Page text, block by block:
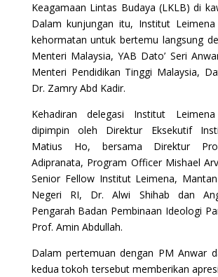
Keagamaan Lintas Budaya (LKLB) di
Dalam kunjungan itu, Institut Leimena
kehormatan untuk bertemu langsung
Menteri Malaysia, YAB Dato’ Seri
Menteri Pendidikan Tinggi Malaysia,
Dr. Zamry Abd Kadir.
Kehadiran delegasi Institut
dipimpin oleh Direktur Eksekutif
Matius Ho, bersama Direktur
Adipranata, Program Officer Mishael
Senior Fellow Institut Leimena,
Negeri RI, Dr. Alwi Shihab dan
Pengarah Badan Pembinaan Ideologi
Prof. Amin Abdullah.
Dalam pertemuan dengan PM Anwar
kedua tokoh tersebut memberikan